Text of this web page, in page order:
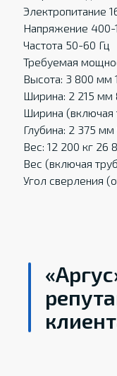
Электропитание
Напряжение 400-
Частота 50-60 Гц
Требуемая
Высота: 3 800 мм
Ширина: 2 215
Ширина (включая
Глубина: 2 375
Вес: 12 200 кг 26
Вес (включая
Угол сверления